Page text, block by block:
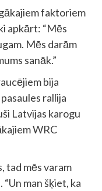
faktoriem
apkārt: “Mēs
Mēs darām
sanāk.”
bija
rallija
Latvijas karogu
WRC
tad mēs varam
man šķiet, ka